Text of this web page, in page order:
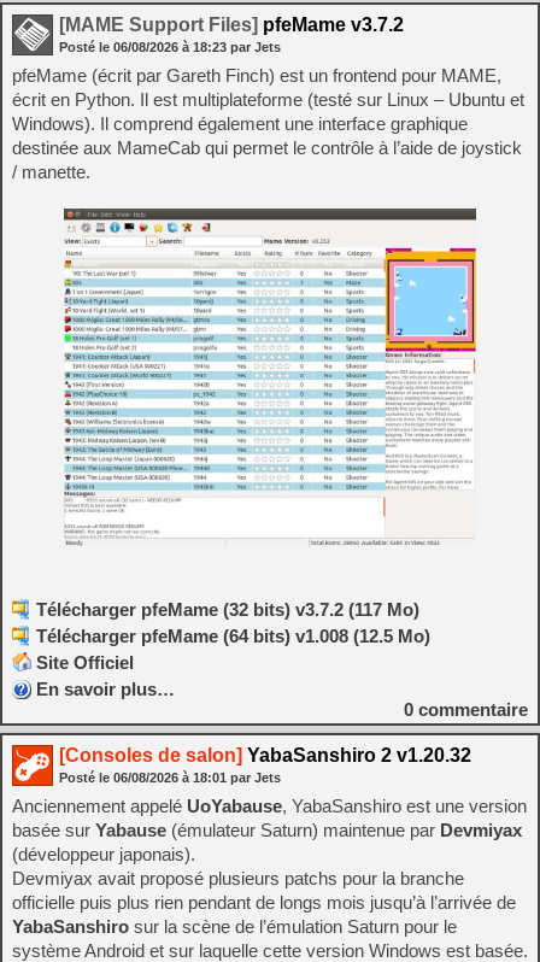
[MAME Support Files] pfeMame v3.7.2
Posté le 06/08/2026 à 18:23 par Jets
pfeMame (écrit par Gareth Finch) est un frontend pour MAME,
écrit en Python. Il est multiplateforme (testé sur Linux – Ubuntu et
Windows). Il comprend également une interface graphique
destinée aux MameCab qui permet le contrôle à l’aide de joystick
/ manette.
Télécharger pfeMame (32 bits) v3.7.2 (117 Mo)
Télécharger pfeMame (64 bits) v1.008 (12.5 Mo)
Site Officiel
En savoir plus…
0 commentaire
[Consoles de salon] YabaSanshiro 2 v1.20.32
Posté le 06/08/2026 à 18:01 par Jets
Anciennement appelé UoYabause, YabaSanshiro est une version
basée sur Yabause (émulateur Saturn) maintenue par Devmiyax
(développeur japonais).
Devmiyax avait proposé plusieurs patchs pour la branche
officielle puis plus rien pendant de longs mois jusqu’à l’arrivée de
YabaSanshiro sur la scène de l’émulation Saturn pour le
système Android et sur laquelle cette version Windows est basée.